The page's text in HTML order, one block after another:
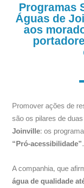
Programas
Águas de
aos
Promover ações de
são os pilares de
Joinville: os
“Pró-acessibilidade”.
A companhia, que
água de qualidade